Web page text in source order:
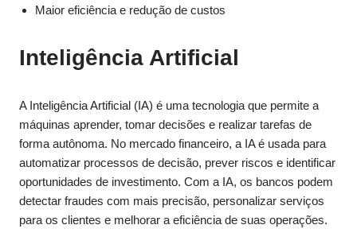
Maior eficiência e redução de custos
Inteligência Artificial
A Inteligência Artificial (IA) é uma tecnologia que permite a
máquinas aprender, tomar decisões e realizar tarefas de
forma autônoma. No mercado financeiro, a IA é usada para
automatizar processos de decisão, prever riscos e identificar
oportunidades de investimento. Com a IA, os bancos podem
detectar fraudes com mais precisão, personalizar serviços
para os clientes e melhorar a eficiência de suas operações.